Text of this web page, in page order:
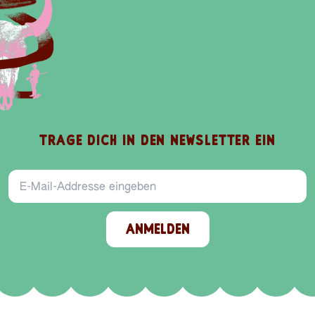
V
TRAGE DICH IN DEN NEWSLETTER EIN
E-Mail-Addresse
ANMELDEN